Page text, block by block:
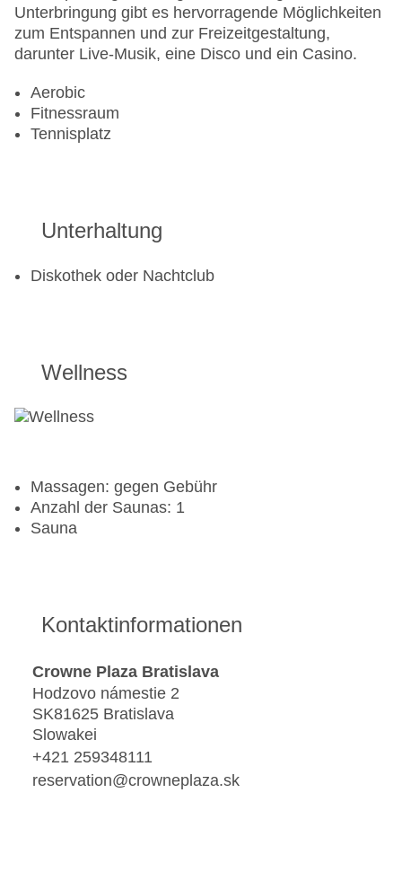
Unterbringung gibt es hervorragende Möglichkeiten
zum Entspannen und zur Freizeitgestaltung,
darunter Live-Musik, eine Disco und ein Casino.
Aerobic
Fitnessraum
Tennisplatz
Unterhaltung
Diskothek oder Nachtclub
Wellness
Massagen: gegen Gebühr
Anzahl der Saunas: 1
Sauna
Kontaktinformationen
Crowne Plaza Bratislava
Hodzovo námestie 2
SK81625 Bratislava
Slowakei
+421 259348111
reservation@crowneplaza.sk